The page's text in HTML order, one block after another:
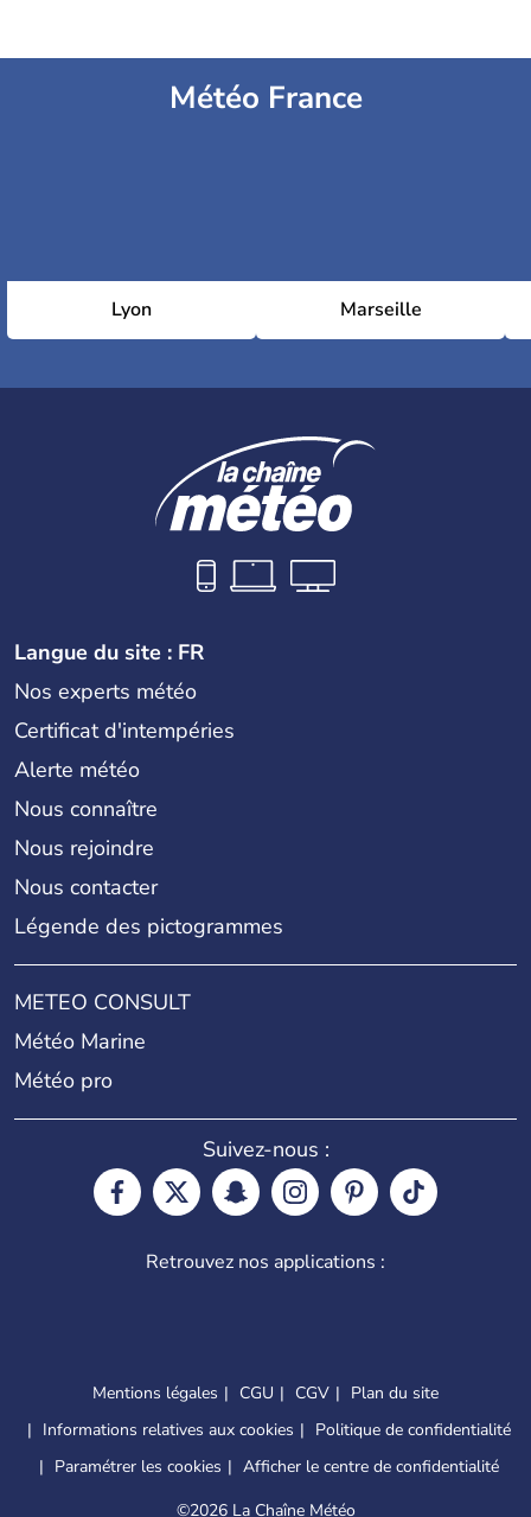
Météo France
Lyon Marseille
Langue du site : FR
Nos experts météo
Certificat d'intempéries
Alerte météo
Nous connaître
Nous rejoindre
Nous contacter
Légende des pictogrammes
METEO CONSULT
Météo Marine
Météo pro
Suivez-nous :
Retrouvez nos applications :
Mentions légales CGU CGV
Plan du site
Informations relatives aux cookies
Politique de confidentialité
Paramétrer les cookies
Afficher le centre de confidentialité
©2026 La Chaîne Météo